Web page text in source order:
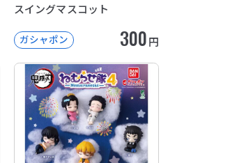
スイングマスコット
ガシャポン 300円